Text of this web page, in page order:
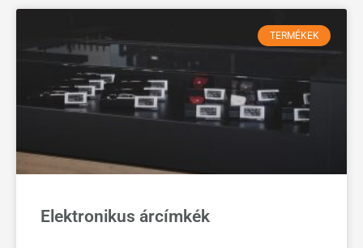
TERMÉKEK
Elektronikus árcímkék